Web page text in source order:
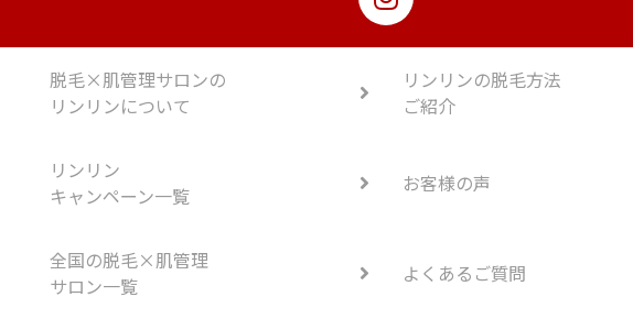
脱毛×肌管理サロンの
リンリンについて
リンリンの脱毛方法
ご紹介
リンリン
キャンペーン一覧
お客様の声
全国の脱毛×肌管理
サロン一覧
よくあるご質問